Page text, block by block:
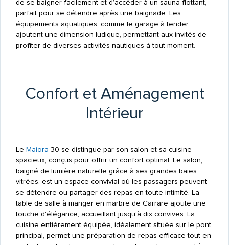
de se baigner facilement et d’accéder à un sauna flottant,
parfait pour se détendre après une baignade. Les
équipements aquatiques, comme le garage à tender,
ajoutent une dimension ludique, permettant aux invités de
profiter de diverses activités nautiques à tout moment.
Confort et Aménagement
Intérieur
Le Maiora 30 se distingue par son salon et sa cuisine
spacieux, conçus pour offrir un confort optimal. Le salon,
baigné de lumière naturelle grâce à ses grandes baies
vitrées, est un espace convivial où les passagers peuvent
se détendre ou partager des repas en toute intimité. La
table de salle à manger en marbre de Carrare ajoute une
touche d'élégance, accueillant jusqu'à dix convives. La
cuisine entièrement équipée, idéalement située sur le pont
principal, permet une préparation de repas efficace tout en